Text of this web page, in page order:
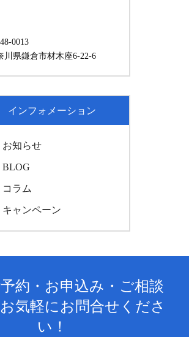
0013
川県鎌倉市材木座6-22-6
インフォメーション
お知らせ
BLOG
コラム
キャンペーン
約・お申込み・ご相談
気軽にお問合せくださ
い！